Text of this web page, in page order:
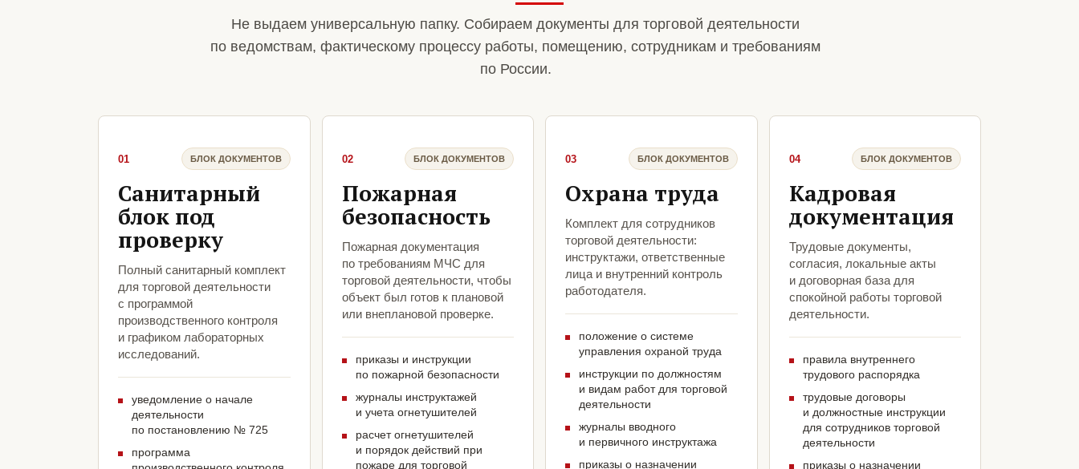
Не выдаем универсальную папку. Собираем документы для торговой деятельности
по ведомствам, фактическому процессу работы, помещению, сотрудникам и требованиям
по России.
01 БЛОК ДОКУМЕНТОВ
Санитарный
блок под
проверку
Полный санитарный комплект
для торговой деятельности
с программой
производственного контроля
и графиком лабораторных
исследований.
уведомление о начале
деятельности
по постановлению № 725
программа
02 БЛОК ДОКУМЕНТОВ
Пожарная
безопасность
Пожарная документация
по требованиям МЧС для
торговой деятельности, чтобы
объект был готов к плановой
или внеплановой проверке.
приказы и инструкции
по пожарной безопасности
журналы инструктажей
и учета огнетушителей
расчет огнетушителей
и порядок действий при
пожаре для торговой
03 БЛОК ДОКУМЕНТОВ
Охрана труда
Комплект для сотрудников
торговой деятельности:
инструктажи, ответственные
лица и внутренний контроль
работодателя.
положение о системе
управления охраной труда
инструкции по должностям
и видам работ для торговой
деятельности
журналы вводного
и первичного инструктажа
приказы о назначении
04 БЛОК ДОКУМЕНТОВ
Кадровая
документация
Трудовые документы,
согласия, локальные акты
и договорная база для
спокойной работы торговой
деятельности.
правила внутреннего
трудового распорядка
трудовые договоры
и должностные инструкции
для сотрудников торговой
деятельности
приказы о назначении